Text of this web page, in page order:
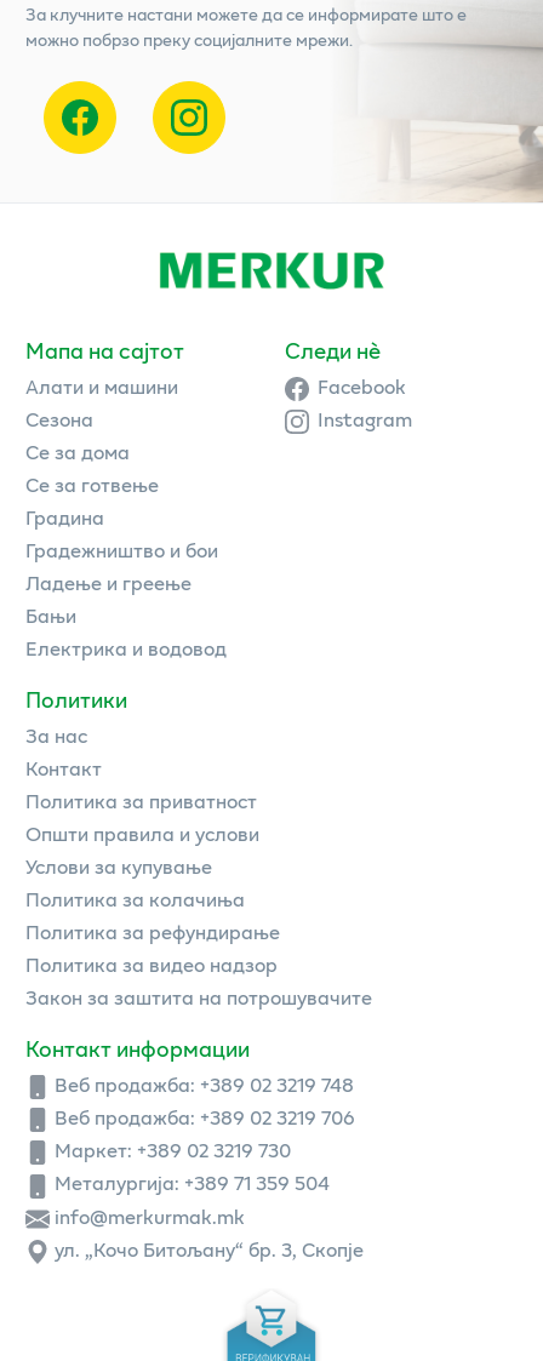
За клучните настани можете да се информирате што е
можно побрзо преку социјалните мрежи.
Мапа на сајтот
Алати и машини
Сезона
Се за дома
Се за готвење
Градина
Градежништво и бои
Ладење и греење
Бањи
Електрика и водовод
Политики
За нас
Контакт
Политика за приватност
Општи правила и услови
Услови за купување
Политика за колачиња
Политика за рефундирање
Политика за видео надзор
Закон за заштита на потрошувачите
Контакт информации
Веб продажба: +389 02 3219 748
Веб продажба: +389 02 3219 706
Маркет: +389 02 3219 730
Металургија: +389 71 359 504
info@merkurmak.mk
ул. „Кочо Битољану“ бр. 3, Скопје
Следи нè
Facebook
Instagram